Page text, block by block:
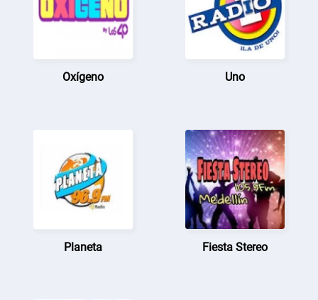
Oxígeno Uno
Planeta Fiesta Stereo